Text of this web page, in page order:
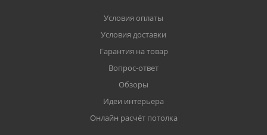
Условия оплаты
Условия доставки
Гарантия на товар
Вопрос-ответ
Обзоры
Идеи интерьера
Онлайн расчёт потолка